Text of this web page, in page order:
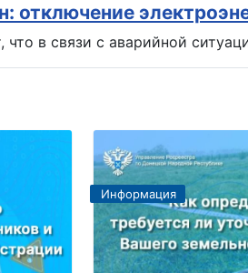
отключение
в связи с аварийной
Информация